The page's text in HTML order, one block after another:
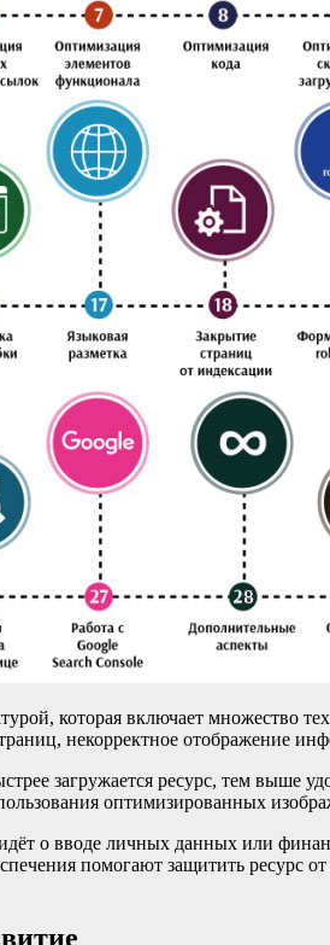
которая включает множество
некорректное отображение
загружается ресурс, тем выше
оптимизированных
о вводе личных данных или
помогают защитить ресурс